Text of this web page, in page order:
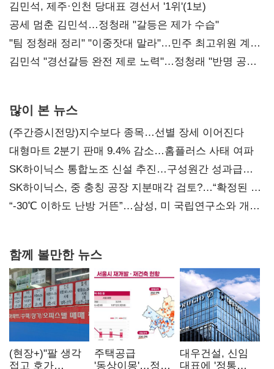
0.86%p(2보)
김민석, 제주·인천 당대표 경선서 '1위'(1보)
공세 멈춘 김민석…정청래 "갈등은 제가 수습"
"팀 정청래 정리" "이중잣대 말라"…민주 최고위원 계파
다툼 격화
김민석 "경선갈등 완전 제로 노력"…정청래 "반명 공세
많이 본 뉴스
(주간증시전망)지수보다 종목…선별 장세 이어진다
대형마트 2분기 판매 9.4% 감소…홈플러스 사태 여파
SK하이닉스 통합노조 신설 추진…구성원간 성과급
불만 확산
SK하이닉스, 중 충칭 공장 지분매각 검토?…“확정된 바
없어”
“-30℃ 이하도 난방 거뜬”…삼성, 미 국립연구소와 개발
함께 볼만한 뉴스
(현장+)"팔 생각
접고 호가
주택공급
'동상이몽'…정부
대우건설, 신임
대표에 '정통